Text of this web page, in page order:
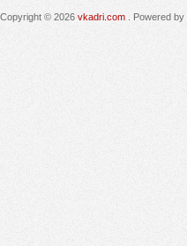
Copyright © 2026 vkadri.com . Powered by